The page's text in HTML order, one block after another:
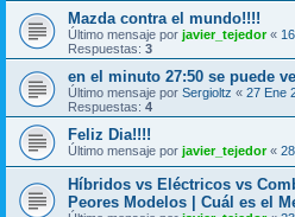
Mazda contra el mundo!!!!
Último mensaje por javier_tejedor«
Respuestas: 3
en el minuto 27:50 se puede
Último mensaje por Sergioltz « 27 Ene
Respuestas: 4
Feliz Dia!!!!
Último mensaje por javier_tejedor«
Híbridos vs Eléctricos vs
Peores Modelos | Cuál es el